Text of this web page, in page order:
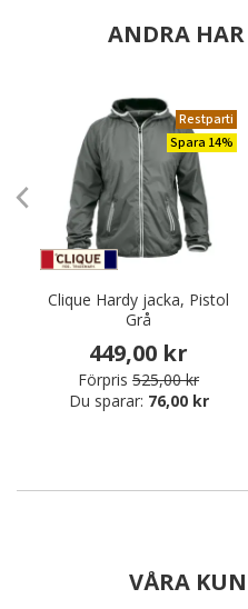
ANDRA HAR
Restparti
Spara 14%
Clique Hardy jacka, Pistol
Grå
449,00 kr
Förpris 525,00 kr
Du sparar: 76,00 kr
VÅRA